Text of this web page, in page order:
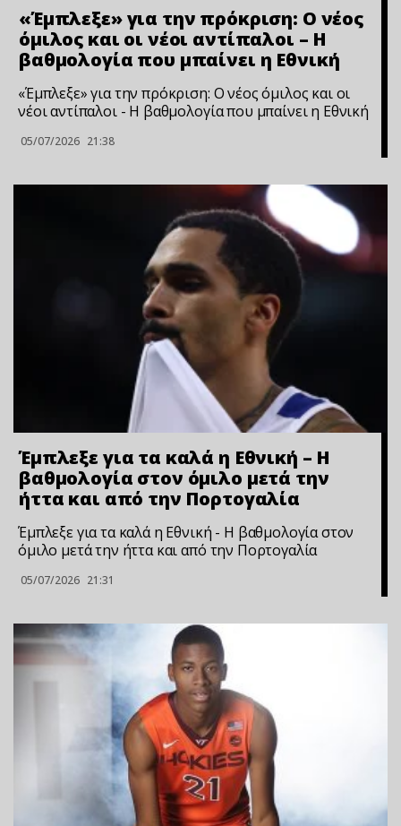
«Έμπλεξε» για την πρόκριση: Ο νέος
όμιλος και οι νέοι αντίπαλοι – Η
βαθμολογία που μπαίνει η Εθνική
«Έμπλεξε» για την πρόκριση: Ο νέος όμιλος και οι
νέοι αντίπαλοι - Η βαθμολογία που μπαίνει η Εθνική
05/07/2026 21:38
Έμπλεξε για τα καλά η Εθνική – Η
βαθμολογία στον όμιλο μετά την
ήττα και από την Πορτογαλία
Έμπλεξε για τα καλά η Εθνική - Η βαθμολογία στον
όμιλο μετά την ήττα και από την Πορτογαλία
05/07/2026 21:31